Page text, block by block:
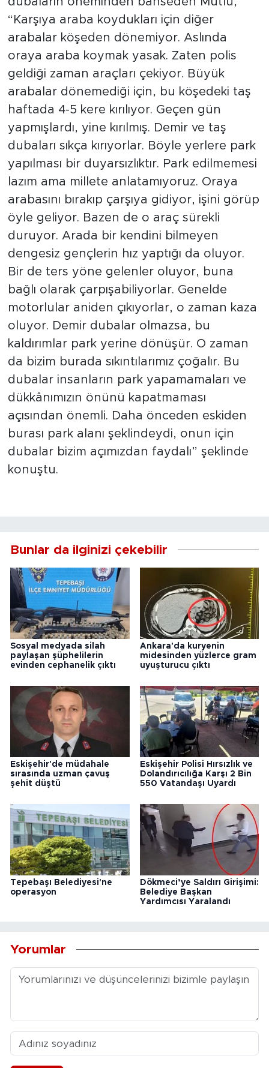
“Karşıya araba koydukları için diğer
arabalar köşeden dönemiyor. Aslında
oraya araba koymak yasak. Zaten polis
geldiği zaman araçları çekiyor. Büyük
arabalar dönemediği için, bu köşedeki taş
haftada 4-5 kere kırılıyor. Geçen gün
yapmışlardı, yine kırılmış. Demir ve taş
dubaları sıkça kırıyorlar. Böyle yerlere park
yapılması bir duyarsızlıktır. Park edilmemesi
lazım ama millete anlatamıyoruz. Oraya
arabasını bırakıp çarşıya gidiyor, işini görüp
öyle geliyor. Bazen de o araç sürekli
duruyor. Arada bir kendini bilmeyen
dengesiz gençlerin hız yaptığı da oluyor.
Bir de ters yöne gelenler oluyor, buna
bağlı olarak çarpışabiliyorlar. Genelde
motorlular aniden çıkıyorlar, o zaman kaza
oluyor. Demir dubalar olmazsa, bu
kaldırımlar park yerine dönüşür. O zaman
da bizim burada sıkıntılarımız çoğalır. Bu
dubalar insanların park yapamamaları ve
dükkânımızın önünü kapatmaması
açısından önemli. Daha önceden eskiden
burası park alanı şeklindeydi, onun için
dubalar bizim açımızdan faydalı” şeklinde
konuştu.
Bunlar da ilginizi çekebilir
Sosyal medyada silah
paylaşan şüphelilerin
evinden cephanelik çıktı
Ankara'da kuryenin
midesinden yüzlerce gram
uyuşturucu çıktı
Eskişehir'de müdahale
sırasında uzman çavuş
şehit düştü
Eskişehir Polisi Hırsızlık ve
Dolandırıcılığa Karşı 2 Bin
550 Vatandaşı Uyardı
Tepebaşı Belediyesi'ne
operasyon
Dökmeci’ye Saldırı Girişimi:
Belediye Başkan
Yardımcısı Yaralandı
Yorumlar